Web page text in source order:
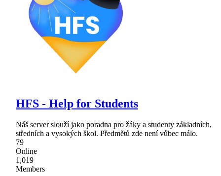
HFS - Help for Students
Náš server slouží jako poradna pro žáky a studenty základních,
středních a vysokých škol. Předmětů zde není vůbec málo.
79
Online
1,019
Members